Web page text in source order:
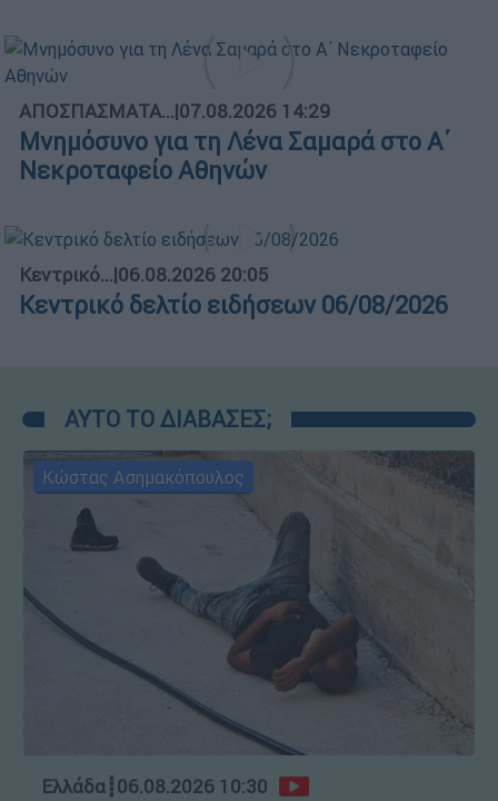
ΑΠΟΣΠΑΣΜΑΤΑ...|07.08.2026 14:29
Μνημόσυνο για τη Λένα Σαμαρά στο Α΄
Νεκροταφείο Αθηνών
Κεντρικό...|06.08.2026 20:05
Κεντρικό δελτίο ειδήσεων 06/08/2026
ΑΥΤΟ ΤΟ ΔΙΑΒΑΣΕΣ;
Κώστας Ασημακόπουλος
Ελλάδα┋06.08.2026 10:30